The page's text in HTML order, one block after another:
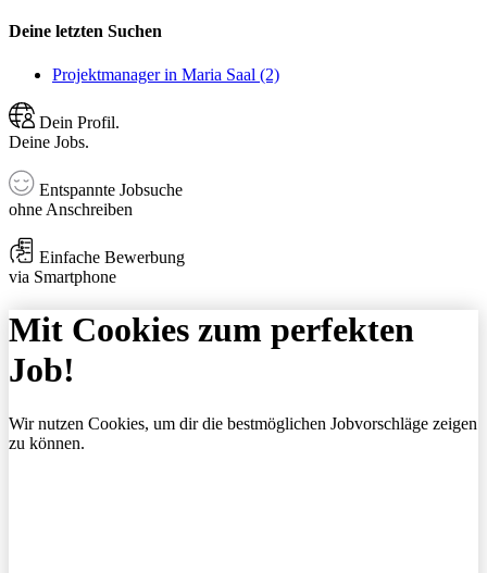
Deine letzten Suchen
Projektmanager in Maria Saal (2)
Dein Profil.
Deine Jobs.
Entspannte Jobsuche
ohne Anschreiben
Einfache Bewerbung
via Smartphone
Mit Cookies zum perfekten
Job!
Wir nutzen Cookies, um dir die bestmöglichen Jobvorschläge zeigen
zu können.